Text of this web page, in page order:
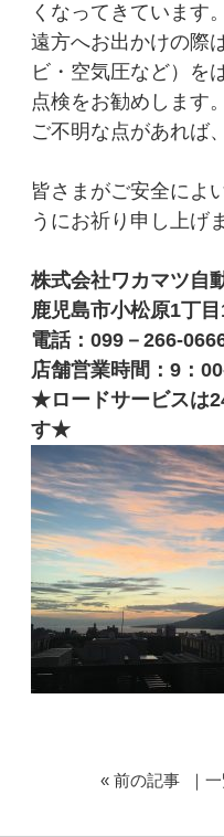
くなってきています。
遠方へお出かけの際
ビ・空気圧など）を
点検をお勧めします。
ご不明な点があれば
皆さまがご安全によ
うにお祈り申し上げ
株式会社ワカマツ自
鹿児島市小松原1丁
電話：099－266-
店舗営業時間：9：
★ロードサービスは
す★
«前の記事 ｜